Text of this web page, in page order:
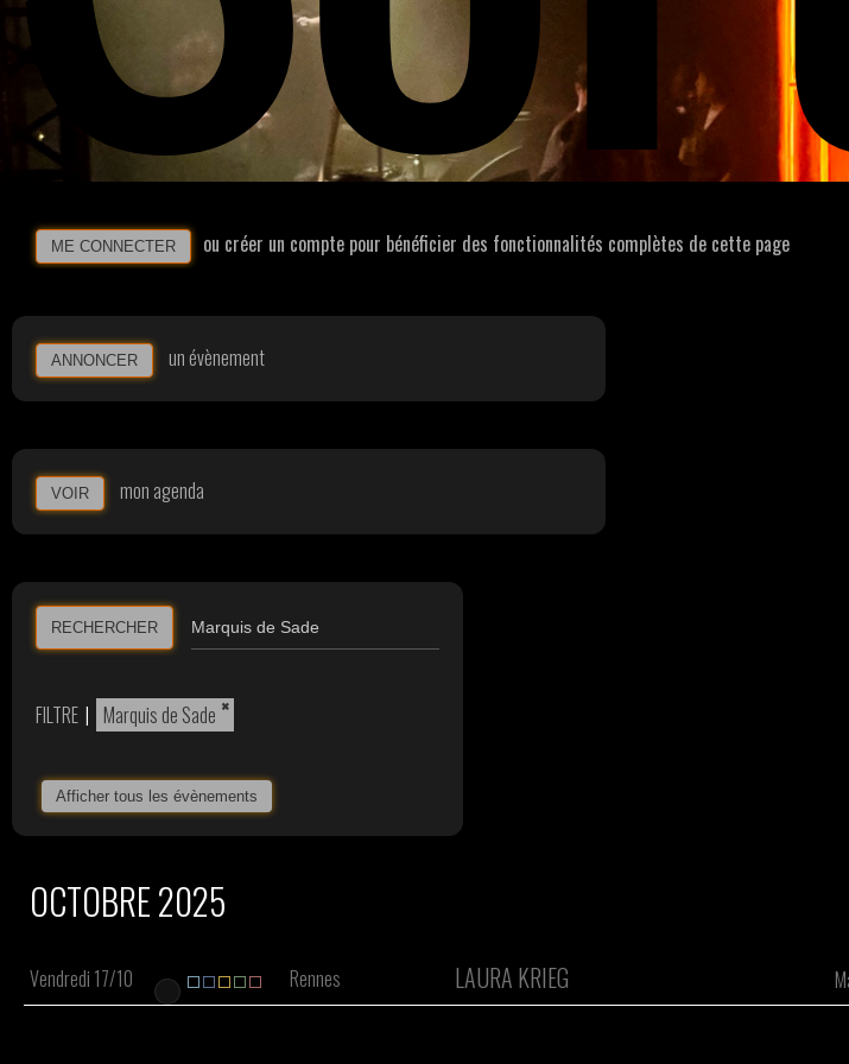
ME CONNECTER ou créer un compte pour bénéficier des fonctionnalités complètes de cette page
ANNONCER un évènement
VOIR mon agenda
RECHERCHER
FILTRE | ×
Marquis de Sade
Afficher tous les évènements
OCTOBRE 2025
Vendredi 17/10 Rennes LAURA KRIEG